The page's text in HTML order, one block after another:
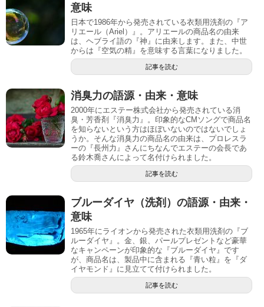
意味
日本で1986年から発売されている衣類用洗剤の『ア
リエール（Ariel）』。アリエールの商品名の由来
は、ヘブライ語の『神』に由来します。また、中世
からは『空気の精』を意味する言葉になりました。
記事を読む
消臭力の語源・由来・意味
2000年にエステー株式会社から発売されている消
臭・芳香剤『消臭力』。印象的なCMソングで商品名
を知らないという方はほぼいないのではないでしょ
うか。そんな消臭力の商品名の由来は、プロレスラ
ーの『長州力』さんにちなんでエステーの会長であ
る鈴木喬さんによって名付けられました。
記事を読む
ブルーダイヤ（洗剤）の語源・由来・
意味
1965年にライオンから発売された衣類用洗剤の『ブ
ルーダイヤ』。金、銀、パールプレゼントなど豪華
なキャンペーンが印象的な『ブルーダイヤ』です
が、商品名は、製品中に含まれる『青い粒』を『ダ
イヤモンド』に見立てて付けられました。
記事を読む